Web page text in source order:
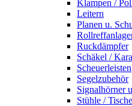
Klampen /
Leitern
Planen u.
Ruckdämpfer
Schäkel /
Scheuerleisten
Segelzubehör
Signalhörner
Stühle / Tische